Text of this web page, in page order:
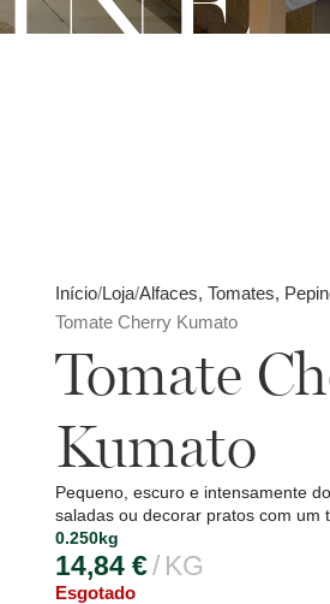
Início Loja Alfaces, Tomates,
Tomate Cherry Kumato
Tomate
Kumato
Pequeno, escuro e intensamente
saladas ou decorar pratos com um
0.250kg
14,84 € KG
Esgotado